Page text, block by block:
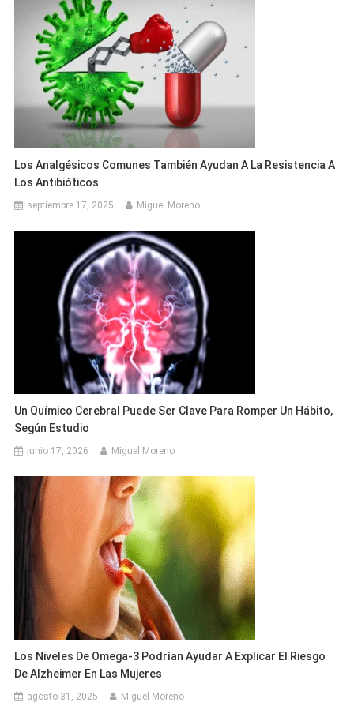
Los Analgésicos Comunes También Ayudan A La Resistencia A
Los Antibióticos
septiembre 17, 2025 Miguel Moreno
Un Químico Cerebral Puede Ser Clave Para Romper Un Hábito,
Según Estudio
junio 17, 2026 Miguel Moreno
Los Niveles De Omega-3 Podrían Ayudar A Explicar El Riesgo
De Alzheimer En Las Mujeres
agosto 31, 2025 Miguel Moreno